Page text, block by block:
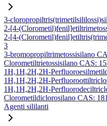
3-
2-[4-
2-[4-
3
3-bromopropiltrimetossisilano
Clorometiltrietossisilano CAS:
1H,1H,2H,2H-
1H,1H,2H,2H-
1H,1H,2H,2H-
Clorometildiclorosilano CAS:
Agenti sililanti